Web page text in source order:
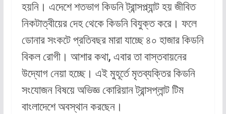
হয়নি। এদেশে শতভাগ কিডনি ট্রান্সপ্ল্যান্ট হয় জীবিত
নিকটাত্বীয়ের দেহ থেকে কিডনি বিযুক্ত করে। ফলে
ডোনার সংকটে প্রতিবছর মারা যাচ্ছে ৪০ হাজার কিডনি
বিকল রোগী। আশার কথা, এবার তা বাস্তবায়নের
উদ্যোগ নেয়া হচ্ছে। এই মুহূর্তে মৃতব্যক্তির কিডনি
সংযোজন বিষয়ে অভিজ্ঞ কোরিয়ান ট্রান্সপ্লান্ট টিম
বাংলাদেশে অবস্থান করছেন।